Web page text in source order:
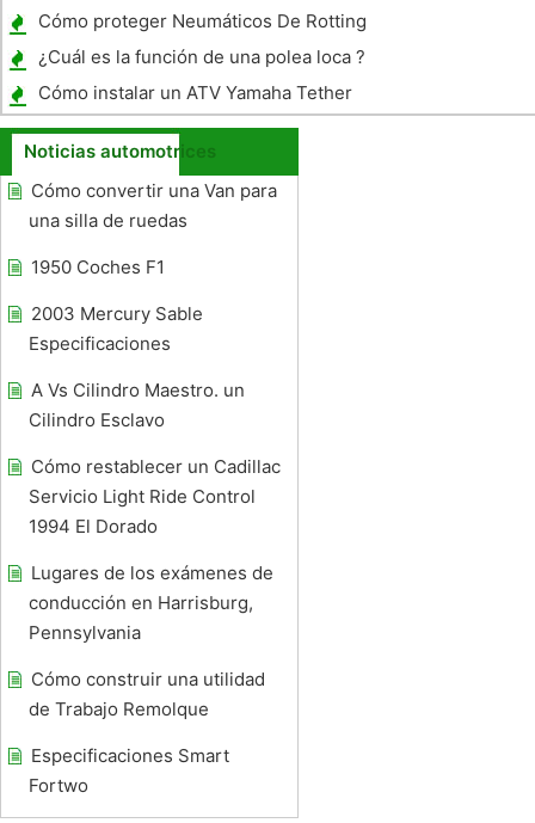
Montana
Cómo proteger Neumáticos De Rotting
¿Cuál es la función de una polea loca ?
Cómo instalar un ATV Yamaha Tether
Noticias automotrices
Cómo convertir una Van para
una silla de ruedas
1950 Coches F1
2003 Mercury Sable
Especificaciones
A Vs Cilindro Maestro. un
Cilindro Esclavo
Cómo restablecer un Cadillac
Servicio Light Ride Control
1994 El Dorado
Lugares de los exámenes de
conducción en Harrisburg,
Pennsylvania
Cómo construir una utilidad
de Trabajo Remolque
Especificaciones Smart
Fortwo